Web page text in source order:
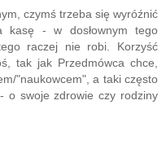
czymś trzeba się wyróźnić
kasę - w dosłownym tego
raczej nie robi. Korzyść
tak jak Przedmówca chce,
"naukowcem", a taki często
o swoje zdrowie czy rodziny